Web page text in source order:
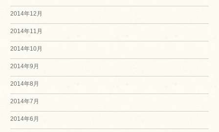
2014年12月
2014年11月
2014年10月
2014年9月
2014年8月
2014年7月
2014年6月